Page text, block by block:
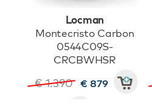
Locman
Montecristo Carbon
0544C09S-
CRCBWHSR
€ 1.390 € 879